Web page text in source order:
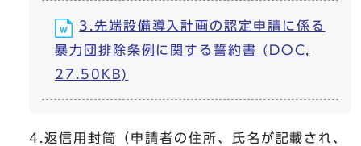
3.先端設備導入計画の認定申請に係る
暴力団排除条例に関する誓約書 (DOC,
27.50KB)
4.返信用封筒（申請者の住所、氏名が記載され、